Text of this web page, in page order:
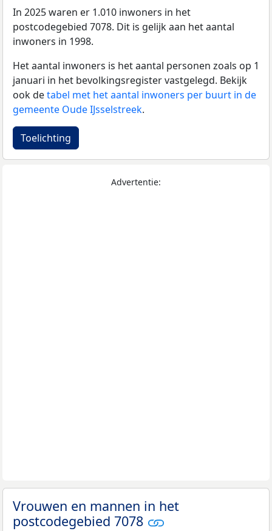
In 2025 waren er 1.010 inwoners in het
postcodegebied 7078. Dit is gelijk aan het aantal
inwoners in 1998.
Het aantal inwoners is het aantal personen zoals op 1
januari in het bevolkingsregister vastgelegd. Bekijk
ook detabel met het aantal inwoners per buurt in de
gemeente Oude IJsselstreek.
Toelichting
Advertentie:
Vrouwen en mannen in het
postcodegebied 7078